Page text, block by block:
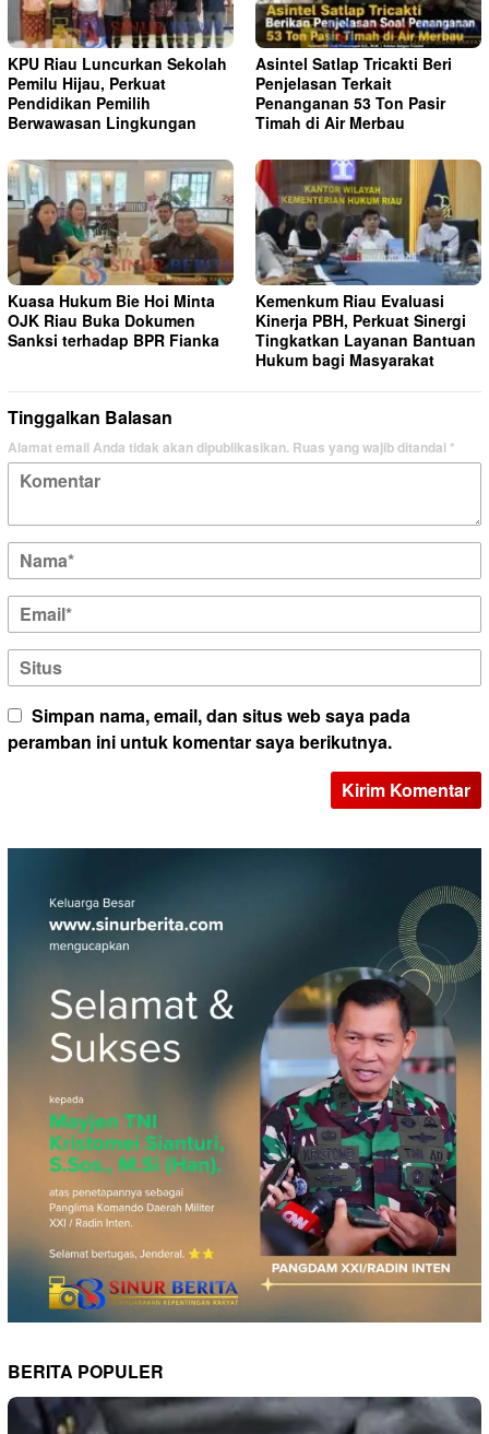
KPU Riau Luncurkan Sekolah
Pemilu Hijau, Perkuat
Pendidikan Pemilih
Berwawasan Lingkungan
Asintel Satlap Tricakti Beri
Penjelasan Terkait
Penanganan 53 Ton Pasir
Timah di Air Merbau
Kuasa Hukum Bie Hoi Minta
OJK Riau Buka Dokumen
Sanksi terhadap BPR Fianka
Kemenkum Riau Evaluasi
Kinerja PBH, Perkuat Sinergi
Tingkatkan Layanan Bantuan
Hukum bagi Masyarakat
Tinggalkan Balasan
Alamat email Anda tidak akan dipublikasikan. Ruas yang wajib ditandai*
Simpan nama, email, dan situs web saya pada
peramban ini untuk komentar saya berikutnya.
BERITA POPULER